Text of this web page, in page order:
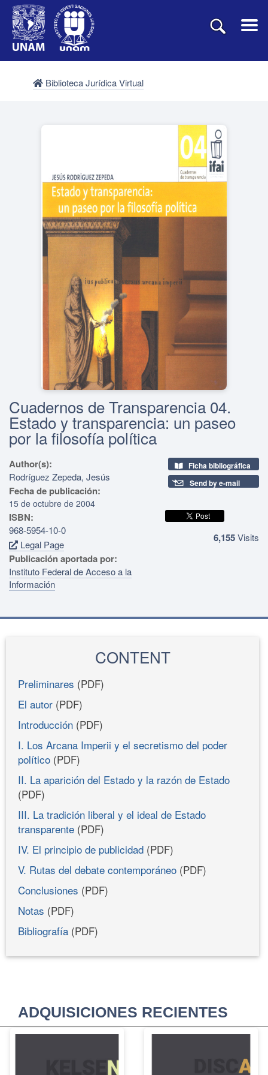
Biblioteca Jurídica Virtual
Cuadernos de Transparencia 04.
Estado y transparencia: un paseo
por la filosofía política
Author(s):
Rodríguez Zepeda, Jesús
Fecha de publicación:
15 de octubre de 2004
ISBN:
968-5954-10-0
Legal Page
Publicación aportada por:
Instituto Federal de Acceso a la
Información
Ficha bibliográfica
Send by e-mail
6,155Visits
CONTENT
Preliminares (PDF)
El autor (PDF)
Introducción (PDF)
I. Los Arcana Imperii y el secretismo del poder
político (PDF)
II. La aparición del Estado y la razón de Estado
(PDF)
III. La tradición liberal y el ideal de Estado
transparente (PDF)
IV. El principio de publicidad (PDF)
V. Rutas del debate contemporáneo (PDF)
Conclusiones (PDF)
Notas (PDF)
Bibliografía (PDF)
ADQUISICIONES RECIENTES